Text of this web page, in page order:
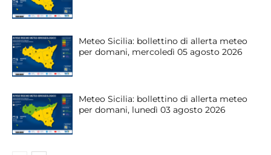
Meteo Sicilia: bollettino di allerta meteo
per domani, mercoledì 05 agosto 2026
Meteo Sicilia: bollettino di allerta meteo
per domani, lunedì 03 agosto 2026